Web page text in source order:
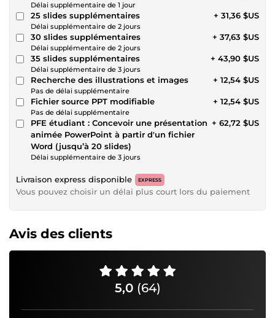
Délai supplémentaire de 1 jour
25 slides supplémentaires
Délai supplémentaire de 2 jours
+ 31,36 $US
30 slides supplémentaires
Délai supplémentaire de 2 jours
+ 37,63 $US
35 slides supplémentaires
Délai supplémentaire de 3 jours
+ 43,90 $US
Recherche des illustrations et images
Pas de délai supplémentaire
+ 12,54 $US
Fichier source PPT modifiable
Pas de délai supplémentaire
+ 12,54 $US
PFE étudiant : Concevoir une présentation
animée PowerPoint à partir d'un fichier
Word (jusqu’à 20 slides)
Délai supplémentaire de 3 jours
+ 62,72 $US
Livraison express disponible EXPRESS
Vous pouvez choisir un délai plus court lors du paiement
Avis des clients
5,0 (64)